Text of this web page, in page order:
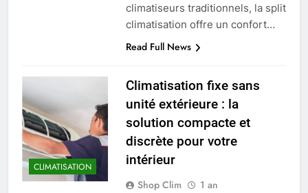
climatiseurs traditionnels, la split
climatisation offre un confort…
Read Full News
CLIMATISATION
Climatisation fixe sans
unité extérieure : la
solution compacte et
discrète pour votre
intérieur
Shop Clim
1 an